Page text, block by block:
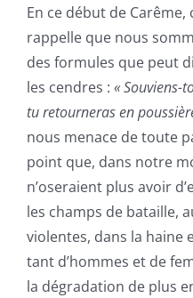
En ce début de
rappelle que nous
des formules que peut
les cendres : « Souviens-
tu retourneras en
nous menace de toute
point que, dans notre
n’oseraient plus avoir
les champs de bataille,
violentes, dans la haine
tant d’hommes et de
la dégradation de plus